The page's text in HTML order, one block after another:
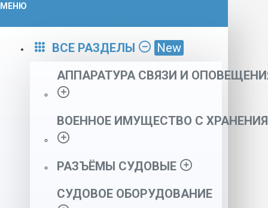
МЕНЮ
ВСЕ РАЗДЕЛЫ
New
АППАРАТУРА СВЯЗИ И
ВОЕННОЕ ИМУЩЕСТВО С ХРАНЕНИЯ
РАЗЪЁМЫ СУДОВЫЕ
СУДОВОЕ ОБОРУДОВАНИЕ